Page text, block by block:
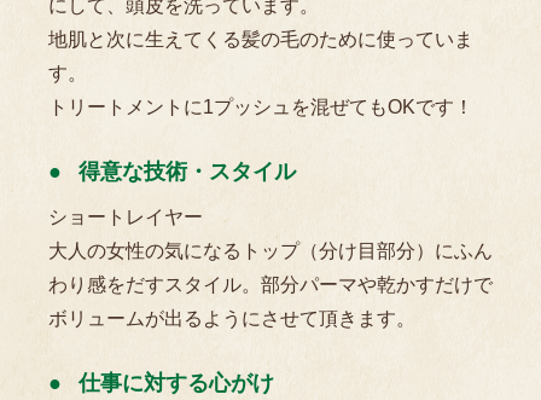
にして、頭皮を洗っています。
地肌と次に生えてくる髪の毛のために使っていま
す。
トリートメントに1プッシュを混ぜてもOKです！
得意な技術・スタイル
ショートレイヤー
大人の女性の気になるトップ（分け目部分）にふん
わり感をだすスタイル。部分パーマや乾かすだけで
ボリュームが出るようにさせて頂きます。
仕事に対する心がけ